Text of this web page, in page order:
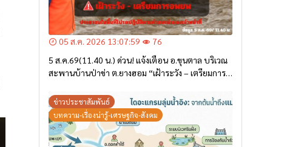
05 ส.ค. 2026 13:07:59
76
5 ส.ค.69(11.40 น.) ด่วน! แจ้งเตือน อ.ขุนตาล บริเวณ
สะพานบ้านป่าข่า ต.ยางฮอม “เฝ้าระวัง – เตรียมการ
ข่าวประชาสัมพันธ์
บทความ-เรื่องน่ารู้-เศรษฐกิจ-สังคม